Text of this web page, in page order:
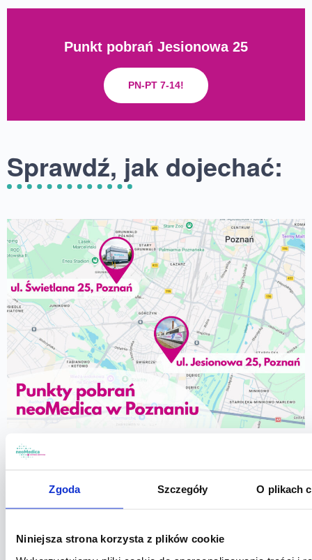
Zgoda Szczegóły O plikach
Niniejsza strona korzysta z plików cookie
Punkt pobrań Jesionowa 25
PN-PT 7-14!
Sprawdź, jak dojechać: